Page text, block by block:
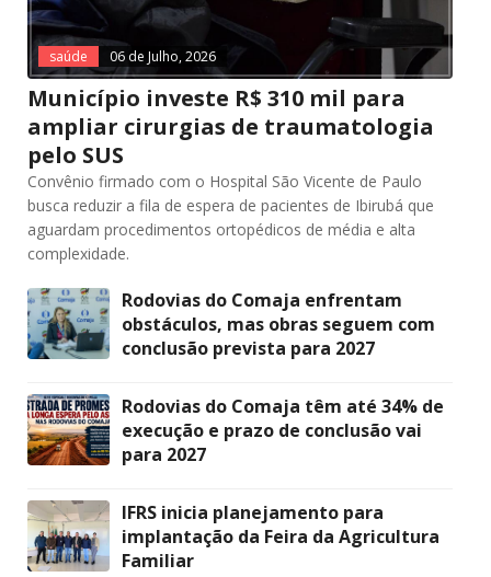
saúde 06 de Julho, 2026
Município investe R$ 310 mil para
ampliar cirurgias de traumatologia
pelo SUS
Convênio firmado com o Hospital São Vicente de Paulo
busca reduzir a fila de espera de pacientes de Ibirubá que
aguardam procedimentos ortopédicos de média e alta
complexidade.
Rodovias do Comaja enfrentam
obstáculos, mas obras seguem com
conclusão prevista para 2027
Rodovias do Comaja têm até 34% de
execução e prazo de conclusão vai
para 2027
IFRS inicia planejamento para
implantação da Feira da Agricultura
Familiar